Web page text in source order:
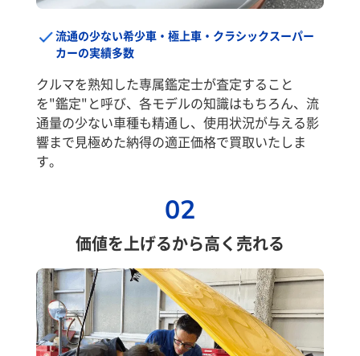
流通の少ない希少車・極上車・クラシックスーパー
カーの実績多数
クルマを熟知した専属鑑定士が査定すること
を"鑑定"と呼び、各モデルの知識はもちろん、流
通量の少ない車種も精通し、使用状況が与える影
響まで見極めた納得の適正価格で買取いたしま
す。
02
価値を上げるから高く売れる